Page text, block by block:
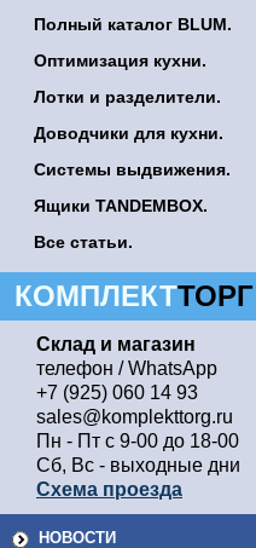
Полный каталог BLUM.
Оптимизация кухни.
Лотки и разделители.
Доводчики для кухни.
Системы выдвижения.
Ящики TANDEMBOX.
Все статьи.
КОМПЛЕКТТОРГ
Склад и магазин
телефон / WhatsApp
+7 (925) 060 14 93
sales@komplekttorg.ru
Пн - Пт с 9-00 до 18-00
Сб, Вс - выходные дни
Схема проезда
НОВОСТИ